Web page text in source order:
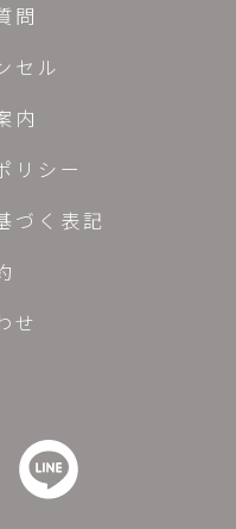
問
セル
内
リシー
づく表記
せ